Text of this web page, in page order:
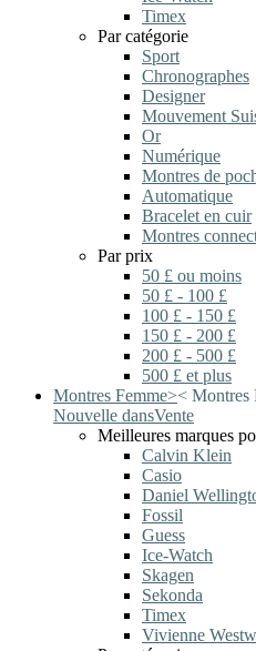
Timex
Par catégorie
Sport
Chronographes
Designer
Mouvement
Or
Numérique
Montres de
Automatique
Bracelet en cuir
Montres
Par prix
50 £ ou moins
50 £ - 100 £
100 £ - 150 £
150 £ - 200 £
200 £ - 500 £
500 £ et plus
Montres Femme>< Montres
Nouvelle dansVente
Meilleures marques
Calvin Klein
Casio
Daniel
Fossil
Guess
Ice-Watch
Skagen
Sekonda
Timex
Vivienne